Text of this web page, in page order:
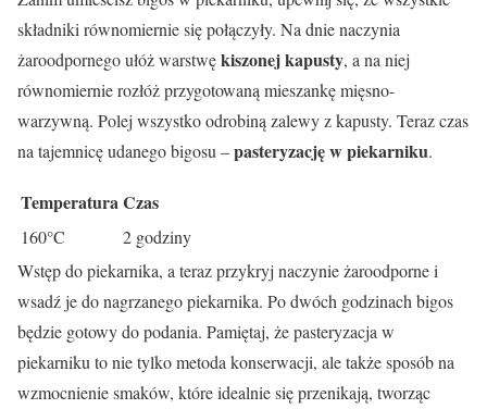
składniki równomiernie się połączyły. Na dnie naczynia
żaroodpornego ułóż warstwękiszonej kapusty, a na niej
równomiernie rozłóż przygotowaną mieszankę mięsno-
warzywną. Polej wszystko odrobiną zalewy z kapusty. Teraz czas
na tajemnicę udanego bigosu –pasteryzację w piekarniku.
TemperaturaCzas
160°C
2 godziny
Wstęp do piekarnika, a teraz przykryj naczynie żaroodporne i
wsadź je do nagrzanego piekarnika. Po dwóch godzinach bigos
będzie gotowy do podania. Pamiętaj, że pasteryzacja w
piekarniku to nie tylko metoda konserwacji, ale także sposób na
wzmocnienie smaków, które idealnie się przenikają, tworząc